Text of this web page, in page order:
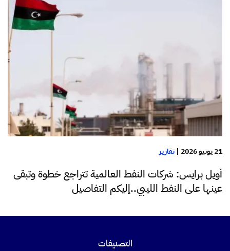
21 يونيو 2026 |تقارير
أويل برايس: شركات النفط العالمية تتراجع خطوة وتبقى
عينها على النفط الليبي..إليكم التفاصيل
التصنيفات